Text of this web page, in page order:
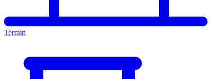
Terrain